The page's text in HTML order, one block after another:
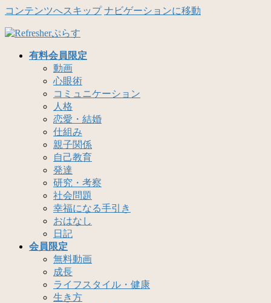
コンテンツへスキップ ナビゲーションに移動
有料会員限定
動画
心眼術
コミュニケーション
人格
恋愛・結婚
仕組み
親子関係
自己教育
発達
研究・考察
社会問題
幸福になる手引き
おはなし
日記
会員限定
無料動画
成長
ライフスタイル・健康
生き方